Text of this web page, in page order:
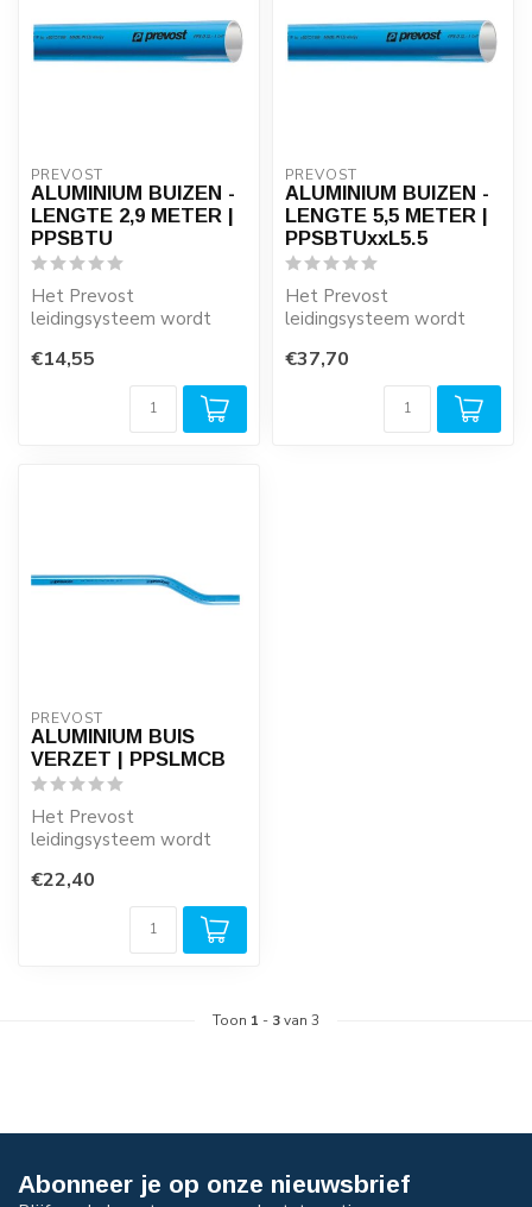
PREVOST
ALUMINIUM BUIZEN -
LENGTE 2,9 METER |
PPSBTU
Het Prevost
leidingsysteem wordt
buizen en aluminium ins...
€14,55
PREVOST
ALUMINIUM BUIZEN -
LENGTE 5,5 METER |
PPSBTUxxL5.5
Het Prevost
leidingsysteem wordt
lange aluminium buizen ...
€37,70
PREVOST
ALUMINIUM BUIS
VERZET | PPSLMCB
Het Prevost
leidingsysteem wordt
lange aluminium buizen ...
€22,40
Toon 1 - 3van 3
Abonneer je op onze nieuwsbrief